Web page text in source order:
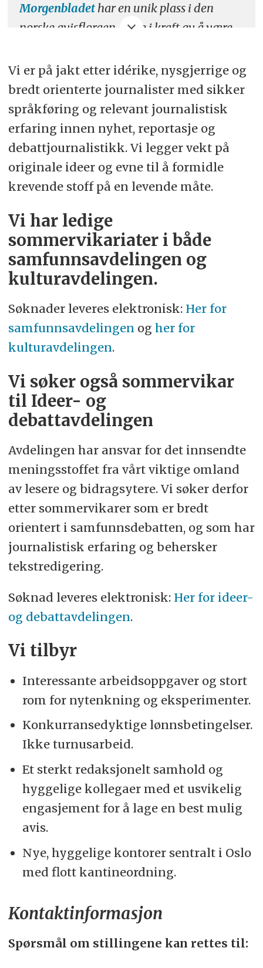
Morgenbladet har en unik plass i den
norske avisfloraen, både i kraft av å være
sentral arena for intellektuell debatt og
tenkning. Nå er vi inne i en særlig
spennende fase der vi tar mål av oss å
utvikle en ny og annerledes nettavis. Vi
skal videreføre vår sterke egenart og vår
journalistiske ambisjon om å sette
dagsaktuelle hendelser i perspektiv og
utviklingstrekkene i samtiden. I løpet av
vår drøyt 200 år lange historie har vi aldri
hatt flere lesere enn nå.Morgenbladet
eid avMentor MedierAS, som også eier
Vi er på jakt etter idérike, nysgjerrige og
bredt orienterte journalister med sikker
språkføring og relevant journalistisk
erfaring innen nyhet, reportasje og
debattjournalistikk. Vi legger vekt på
originale ideer og evne til å formidle
krevende stoff på en levende måte.
Vi har ledige
sommervikariater i både
samfunnsavdelingen og
kulturavdelingen.
Søknader leveres elektronisk: Her for
samfunnsavdelingen og her for
kulturavdelingen.
Vi søker også sommervikar
til Ideer- og
debattavdelingen
Avdelingen har ansvar for det innsendte
meningsstoffet fra vårt viktige omland
av lesere og bidragsytere. Vi søker derfor
etter sommervikarer som er bredt
orientert i samfunnsdebatten, og som har
journalistisk erfaring og behersker
tekstredigering.
Søknad leveres elektronisk: Her for ideer-
og debattavdelingen.
Vi tilbyr
Interessante arbeidsoppgaver og stort
rom for nytenkning og eksperimenter.
Konkurransedyktige lønnsbetingelser.
Ikke turnusarbeid.
Et sterkt redaksjonelt samhold og
hyggelige kollegaer med et usvikelig
engasjement for å lage en best mulig
avis.
Nye, hyggelige kontorer sentralt i Oslo
med flott kantineordning.
Kontaktinformasjon
Spørsmål om stillingene kan rettes til: